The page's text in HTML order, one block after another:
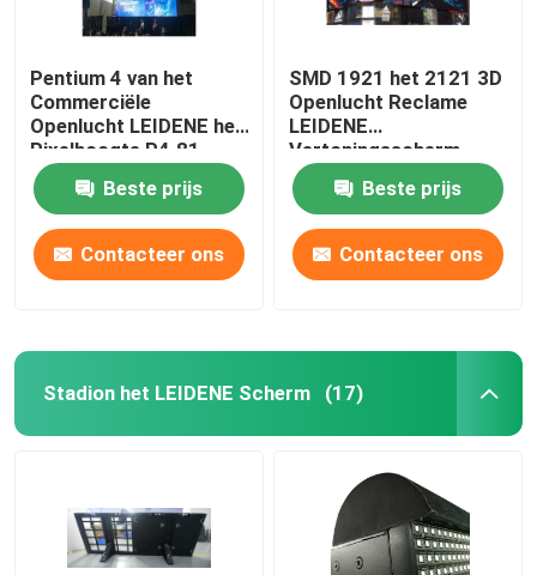
Pentium 4 van het
Commerciële
Openlucht LEIDENE het
Pixelhoogte P4.81
4.81mm
Vertoningsscherm
Beste prijs
Contacteer ons
SMD 1921 het 2121 3D
Openlucht Reclame
LEIDENE
Vertoningsscherm
P4.81 P3.91 P2.064
Beste prijs
Contacteer ons
Stadion het LEIDENE Scherm (17)